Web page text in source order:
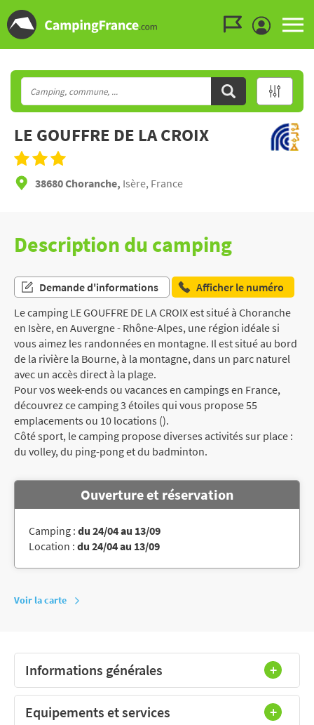
LE GOUFFRE DE LA CROIX
38680 Choranche, Isère, France
Description du camping
Demande d'informations
Afficher le numéro
Le camping LE GOUFFRE DE LA CROIX est situé à Choranche
en Isère, en Auvergne - Rhône-Alpes, une région idéale si
vous aimez les randonnées en montagne. Il est situé au bord
de la rivière la Bourne, à la montagne, dans un parc naturel
avec un accès direct à la plage.
Pour vos week-ends ou vacances en campings en France,
découvrez ce camping 3 étoiles qui vous propose 55
emplacements ou 10 locations ().
Côté sport, le camping propose diverses activités sur place :
du volley, du ping-pong et du badminton.
Ouverture et réservation
Camping : du 24/04 au 13/09
Location : du 24/04 au 13/09
Voir la carte
Informations générales
Equipements et services